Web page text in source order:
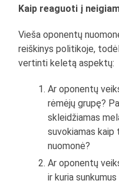
Kaip reaguoti į
Vieša oponentų
reiškinys politikoje,
vertinti keletą aspektų:
Ar oponentų
rėmėjų grupę?
skleidžiamas
suvokiamas
nuomonė?
Ar oponentų
ir kuria